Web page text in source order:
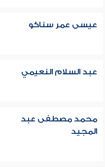
عيسى عمر سناكو
عبد السلام النعيمي
محمد مصطفى عبد
المجيد